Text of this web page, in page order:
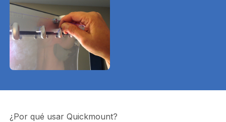
¿Por qué usar Quickmount?